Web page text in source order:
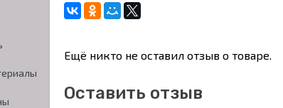
Ещё никто не оставил отзыв о товаре.
Оставить отзыв